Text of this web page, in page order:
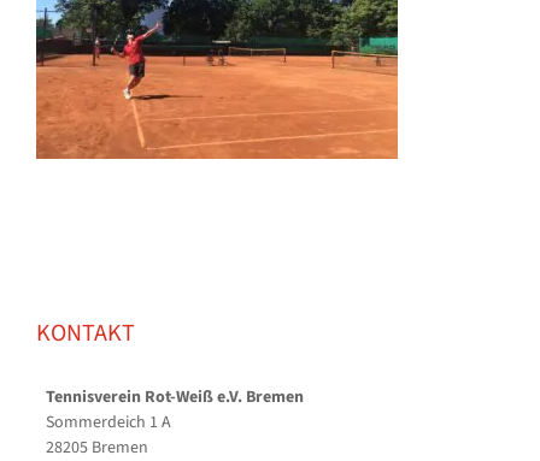
KONTAKT
Tennisverein Rot-Weiß e.V. Bremen
Sommerdeich 1 A
28205 Bremen